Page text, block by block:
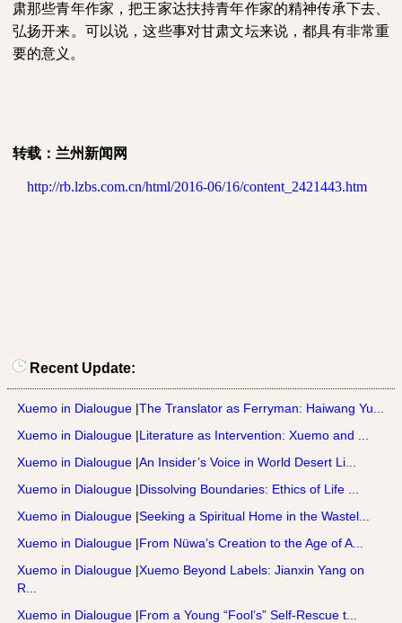
肃那些青年作家，把王家达扶持青年作家的精神传承下去、
弘扬开来。可以说，这些事对甘肃文坛来说，都具有非常重
要的意义。
转载：兰州新闻网
http://rb.lzbs.com.cn/html/2016-06/16/content_2421443.htm
Recent Update:
Xuemo in Dialougue |The Translator as Ferryman: Haiwang Yu...
Xuemo in Dialougue |Literature as Intervention: Xuemo and ...
Xuemo in Dialougue |An Insider’s Voice in World Desert Li...
Xuemo in Dialougue |Dissolving Boundaries: Ethics of Life ...
Xuemo in Dialougue |Seeking a Spiritual Home in the Wastel...
Xuemo in Dialougue |From Nüwa’s Creation to the Age of A...
Xuemo in Dialougue |Xuemo Beyond Labels: Jianxin Yang on
R...
Xuemo in Dialougue |From a Young “Fool’s” Self-Rescue t...